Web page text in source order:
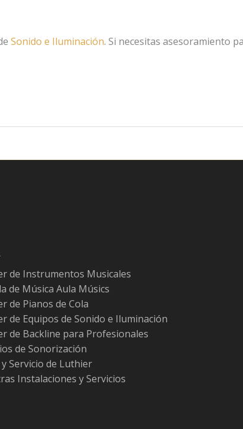
Sonido e Iluminación. Si necesitas asesoramiento
de Instrumentos Musicales
de Música Aula Músics
de Pianos de Cola
de Equipos de Sonido e Iluminación
de Backline para Profesionales
de Sonorización
Servicio de Luthier
Instalaciones y Servicios